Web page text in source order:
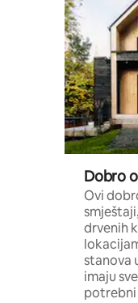
Dobro
Ovi
drvenih
stanova
imaju
potrebni